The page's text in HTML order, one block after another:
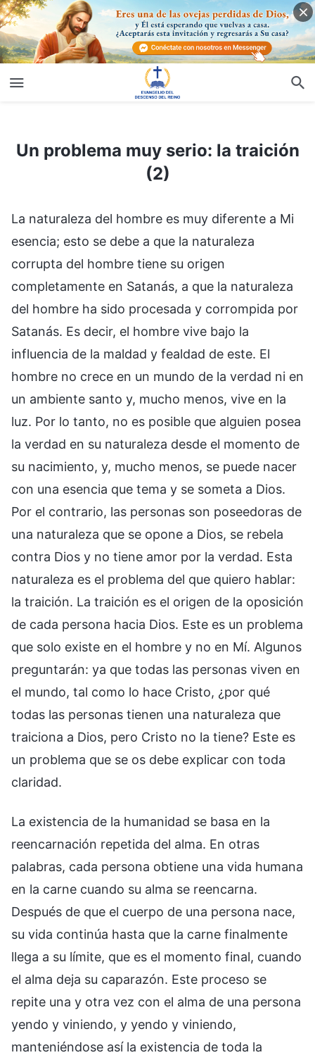
Un problema muy serio: la traición (2)
Un problema muy serio: la traición
(2)
La naturaleza del hombre es muy diferente a Mi
esencia; esto se debe a que la naturaleza
corrupta del hombre tiene su origen
completamente en Satanás, a que la naturaleza
del hombre ha sido procesada y corrompida por
Satanás. Es decir, el hombre vive bajo la
influencia de la maldad y fealdad de este. El
hombre no crece en un mundo de la verdad ni en
un ambiente santo y, mucho menos, vive en la
luz. Por lo tanto, no es posible que alguien posea
la verdad en su naturaleza desde el momento de
su nacimiento, y, mucho menos, se puede nacer
con una esencia que tema y se someta a Dios.
Por el contrario, las personas son poseedoras de
una naturaleza que se opone a Dios, se rebela
contra Dios y no tiene amor por la verdad. Esta
naturaleza es el problema del que quiero hablar:
la traición. La traición es el origen de la oposición
de cada persona hacia Dios. Este es un problema
que solo existe en el hombre y no en Mí. Algunos
preguntarán: ya que todas las personas viven en
el mundo, tal como lo hace Cristo, ¿por qué
todas las personas tienen una naturaleza que
traiciona a Dios, pero Cristo no la tiene? Este es
un problema que se os debe explicar con toda
claridad.
La existencia de la humanidad se basa en la
reencarnación repetida del alma. En otras
palabras, cada persona obtiene una vida humana
en la carne cuando su alma se reencarna.
Después de que el cuerpo de una persona nace,
su vida continúa hasta que la carne finalmente
llega a su límite, que es el momento final, cuando
el alma deja su caparazón. Este proceso se
repite una y otra vez con el alma de una persona
yendo y viniendo, y yendo y viniendo,
manteniéndose así la existencia de toda la